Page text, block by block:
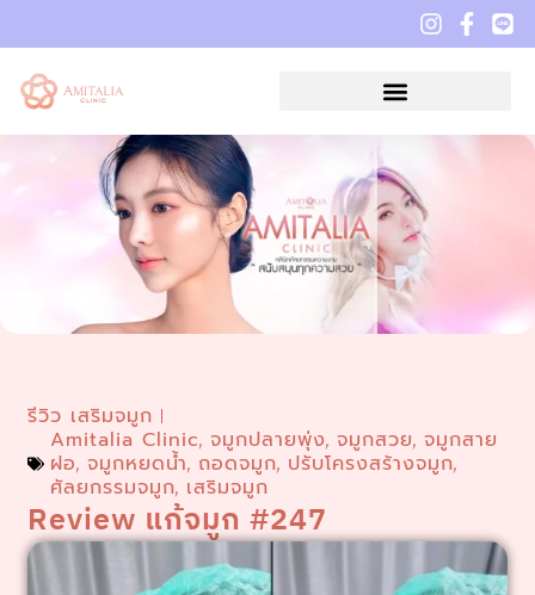
รีวิว เสริมจมูก
Amitalia Clinic,จมูกปลายพุ่ง,จมูกสวย,จมูกสาย
ฝอ,จมูกหยดน้ำ, ถอดจมูก, ปรับโครงสร้างจมูก,
ศัลยกรรมจมูก, เสริมจมูก
Review แก้จมูก #247